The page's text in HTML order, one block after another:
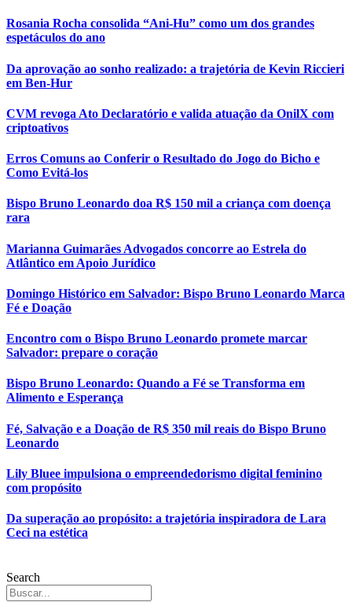
Rosania Rocha consolida “Ani-Hu” como um dos grandes
espetáculos do ano
Da aprovação ao sonho realizado: a trajetória de Kevin Riccieri
em Ben-Hur
CVM revoga Ato Declaratório e valida atuação da OnilX com
criptoativos
Erros Comuns ao Conferir o Resultado do Jogo do Bicho e
Como Evitá-los
Bispo Bruno Leonardo doa R$ 150 mil a criança com doença
rara
Marianna Guimarães Advogados concorre ao Estrela do
Atlântico em Apoio Jurídico
Domingo Histórico em Salvador: Bispo Bruno Leonardo Marca
Fé e Doação
Encontro com o Bispo Bruno Leonardo promete marcar
Salvador: prepare o coração
Bispo Bruno Leonardo: Quando a Fé se Transforma em
Alimento e Esperança
Fé, Salvação e a Doação de R$ 350 mil reais do Bispo Bruno
Leonardo
Lily Bluee impulsiona o empreendedorismo digital feminino
com propósito
Da superação ao propósito: a trajetória inspiradora de Lara
Ceci na estética
Search